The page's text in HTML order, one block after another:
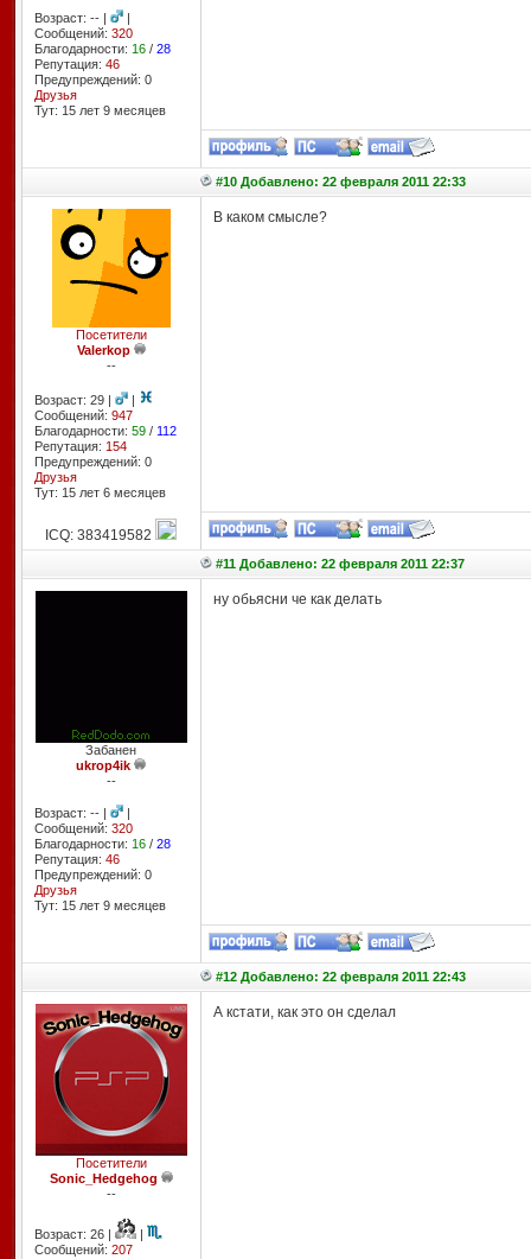
Возраст: -- |
|
Сообщений: 320
Благодарности: 16/ 28
Репутация: 46
Предупреждений: 0
Друзья
Тут: 15 лет 9 месяцев
#10 Добавлено: 22 февраля 2011 22:33
Посетители
Valerkop
--
Возраст: 29 |
|
Сообщений: 947
Благодарности: 59/ 112
Репутация: 154
Предупреждений: 0
Друзья
Тут: 15 лет 6 месяцев
В каком смысле?
ICQ: 383419582
#11 Добавлено: 22 февраля 2011 22:37
Забанен
ukrop4ik
--
Возраст: -- |
|
Сообщений: 320
Благодарности: 16/ 28
Репутация: 46
Предупреждений: 0
Друзья
Тут: 15 лет 9 месяцев
ну обьясни че как делать
#12 Добавлено: 22 февраля 2011 22:43
Посетители
Sonic_Hedgehog
--
Возраст: 26 |
|
Сообщений: 207
А кстати, как это он сделал